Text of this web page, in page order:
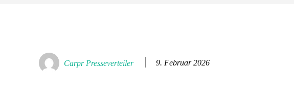
Carpr Presseverteiler 9. Februar 2026